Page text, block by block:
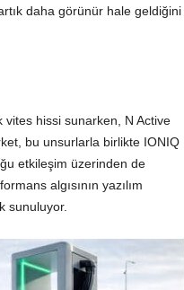
daha görünür hale geldiğini
vites hissi sunarken, N Active
bu unsurlarla birlikte IONIQ
etkileşim üzerinden de
algısının yazılım
sunuluyor.